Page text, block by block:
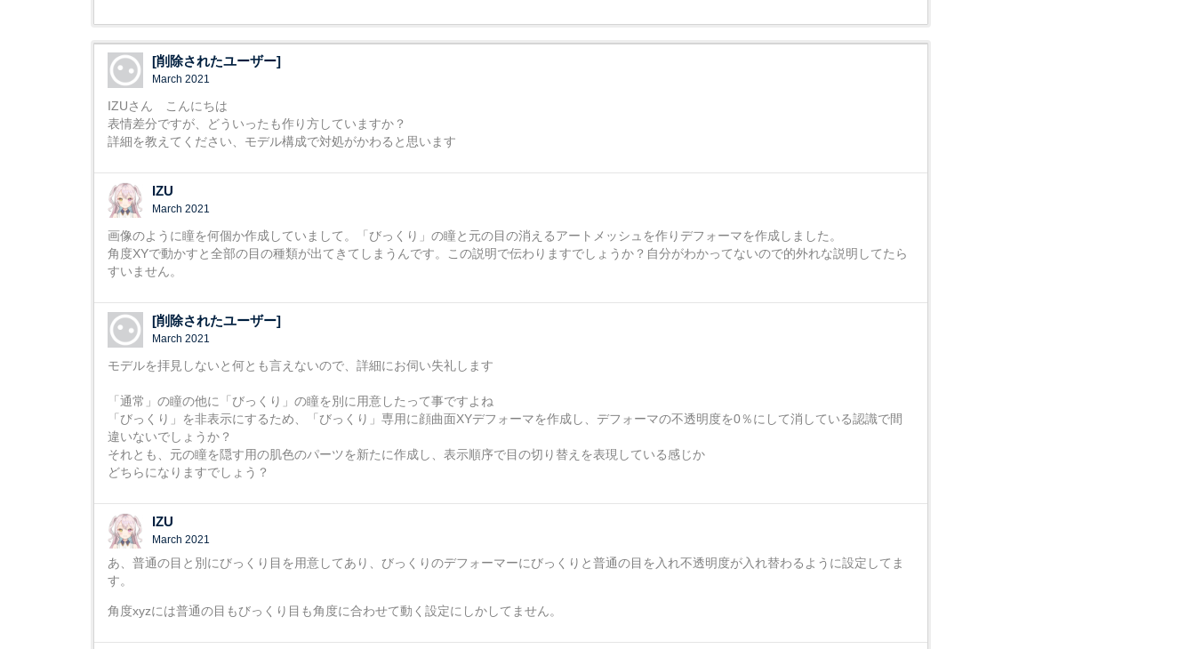
[削除されたユーザー]
March 2021
IZUさん こんにちは
表情差分ですが、どういったも作り方していますか？
詳細を教えてください、モデル構成で対処がかわると思います
IZU
March 2021
画像のように瞳を何個か作成していまして。「びっくり」の瞳と元の目の消えるアートメッシュを作りデフォーマを作成しました。
角度XYで動かすと全部の目の種類が出てきてしまうんです。この説明で伝わりますでしょうか？自分がわかってないので的外れな説明してたら
すいません。
[削除されたユーザー]
March 2021
モデルを拝見しないと何とも言えないので、詳細にお伺い失礼します
「通常」の瞳の他に「びっくり」の瞳を別に用意したって事ですよね
「びっくり」を非表示にするため、「びっくり」専用に顔曲面XYデフォーマを作成し、デフォーマの不透明度を0％にして消している認識で間
違いないでしょうか？
それとも、元の瞳を隠す用の肌色のパーツを新たに作成し、表示順序で目の切り替えを表現している感じか
どちらになりますでしょう？
IZU
March 2021
あ、普通の目と別にびっくり目を用意してあり、びっくりのデフォーマーにびっくりと普通の目を入れ不透明度が入れ替わるように設定してま
す。
角度xyzには普通の目もびっくり目も角度に合わせて動く設定にしかしてません。